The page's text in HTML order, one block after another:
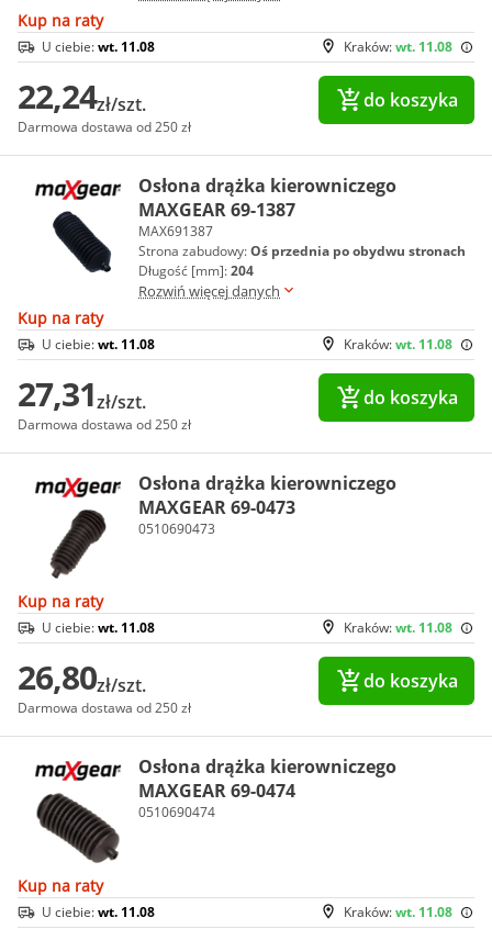
Kup na raty
Kraków:wt. 11.08
U ciebie:wt. 11.08
22,24zł/szt.
Darmowa dostawa od 250 zł
do koszyka
Osłona drążka kierowniczego
MAXGEAR 69-1387
MAX691387
Strona zabudowy:Oś przednia po obydwu stronach
Długość [mm]:204
Rozwiń więcej danych
Kup na raty
Kraków:wt. 11.08
U ciebie:wt. 11.08
27,31zł/szt.
Darmowa dostawa od 250 zł
do koszyka
Osłona drążka kierowniczego
MAXGEAR 69-0473
0510690473
Kup na raty
Kraków:wt. 11.08
U ciebie:wt. 11.08
26,80zł/szt.
Darmowa dostawa od 250 zł
do koszyka
Osłona drążka kierowniczego
MAXGEAR 69-0474
0510690474
Kup na raty
Kraków:wt. 11.08
U ciebie:wt. 11.08